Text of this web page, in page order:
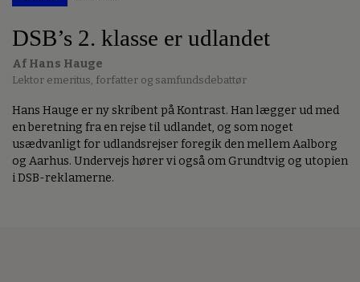
DSB’s 2. klasse er udlandet
Af Hans Hauge
Lektor emeritus, forfatter og samfundsdebattør
Hans Hauge er ny skribent på Kontrast. Han lægger ud med
en beretning fra en rejse til udlandet, og som noget
usædvanligt for udlandsrejser foregik den mellem Aalborg
og Aarhus. Undervejs hører vi også om Grundtvig og utopien
i DSB-reklamerne.